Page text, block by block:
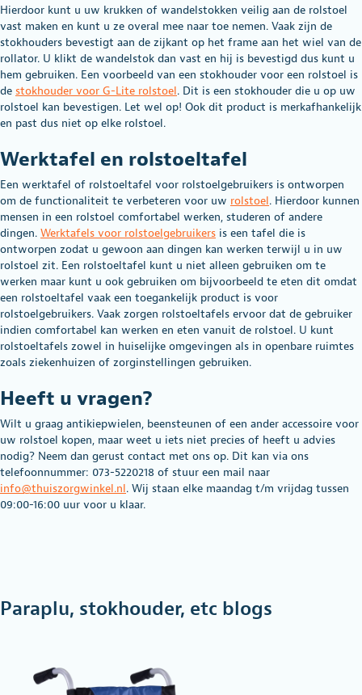
Hierdoor kunt u uw krukken of wandelstokken veilig aan de rolstoel
vast maken en kunt u ze overal mee naar toe nemen. Vaak zijn de
stokhouders bevestigt aan de zijkant op het frame aan het wiel van de
rollator. U klikt de wandelstok dan vast en hij is bevestigd dus kunt u
hem gebruiken. Een voorbeeld van een stokhouder voor een rolstoel is
de stokhouder voor G-Lite rolstoel. Dit is een stokhouder die u op uw
rolstoel kan bevestigen. Let wel op! Ook dit product is merkafhankelijk
en past dus niet op elke rolstoel.
Werktafel en rolstoeltafel
Een werktafel of rolstoeltafel voor rolstoelgebruikers is ontworpen
om de functionaliteit te verbeteren voor uw rolstoel. Hierdoor kunnen
mensen in een rolstoel comfortabel werken, studeren of andere
dingen. Werktafels voor rolstoelgebruikers is een tafel die is
ontworpen zodat u gewoon aan dingen kan werken terwijl u in uw
rolstoel zit. Een rolstoeltafel kunt u niet alleen gebruiken om te
werken maar kunt u ook gebruiken om bijvoorbeeld te eten dit omdat
een rolstoeltafel vaak een toegankelijk product is voor
rolstoelgebruikers. Vaak zorgen rolstoeltafels ervoor dat de gebruiker
indien comfortabel kan werken en eten vanuit de rolstoel. U kunt
rolstoeltafels zowel in huiselijke omgevingen als in openbare ruimtes
zoals ziekenhuizen of zorginstellingen gebruiken.
Heeft u vragen?
Wilt u graag antikiepwielen, beensteunen of een ander accessoire voor
uw rolstoel kopen, maar weet u iets niet precies of heeft u advies
nodig? Neem dan gerust contact met ons op. Dit kan via ons
telefoonnummer: 073-5220218 of stuur een mail naar
info@thuiszorgwinkel.nl. Wij staan elke maandag t/m vrijdag tussen
09:00-16:00 uur voor u klaar.
Paraplu, stokhouder, etc blogs